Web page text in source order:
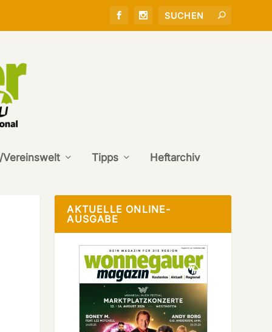
Tipps Heftarchiv
AKTUELLE ONLINE-
AUSGABE